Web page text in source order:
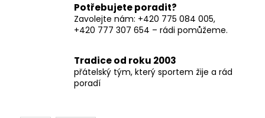
Potřebujete poradit?
Zavolejte nám: +420 775 084 005,
+420 777 307 654 – rádi pomůžeme.
Tradice od roku 2003
přátelský tým, který sportem žije a rád
poradí